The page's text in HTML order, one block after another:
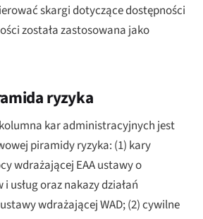
skargi dotyczące dostępności
została zastosowana jako
ryzyka
kar administracyjnych jest
piramidy ryzyka: (1) kary
wdrażającej EAA ustawy o
usług oraz nakazy działań
wdrażającej WAD; (2) cywilne